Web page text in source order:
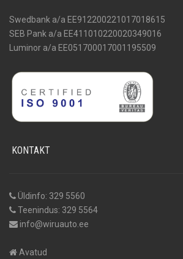
Swedbank a/a EE912200221017018615
SEB Pank a/a EE411010220020349016
Luminor a/a EE051700017001195509
KONTAKT
Üldinfo: 329 5560
Teenindus: 329 5564
info@wiruauto.ee
Avatud